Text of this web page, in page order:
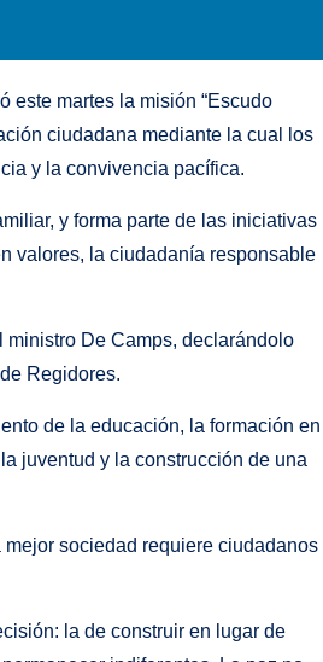
este martes la misión “Escudo
ciudadana mediante la cual los
y la convivencia pacífica.
y forma parte de las iniciativas
valores, la ciudadanía responsable
ministro De Camps, declarándolo
Regidores.
de la educación, la formación en
juventud y la construcción de una
sociedad requiere ciudadanos
la de construir en lugar de